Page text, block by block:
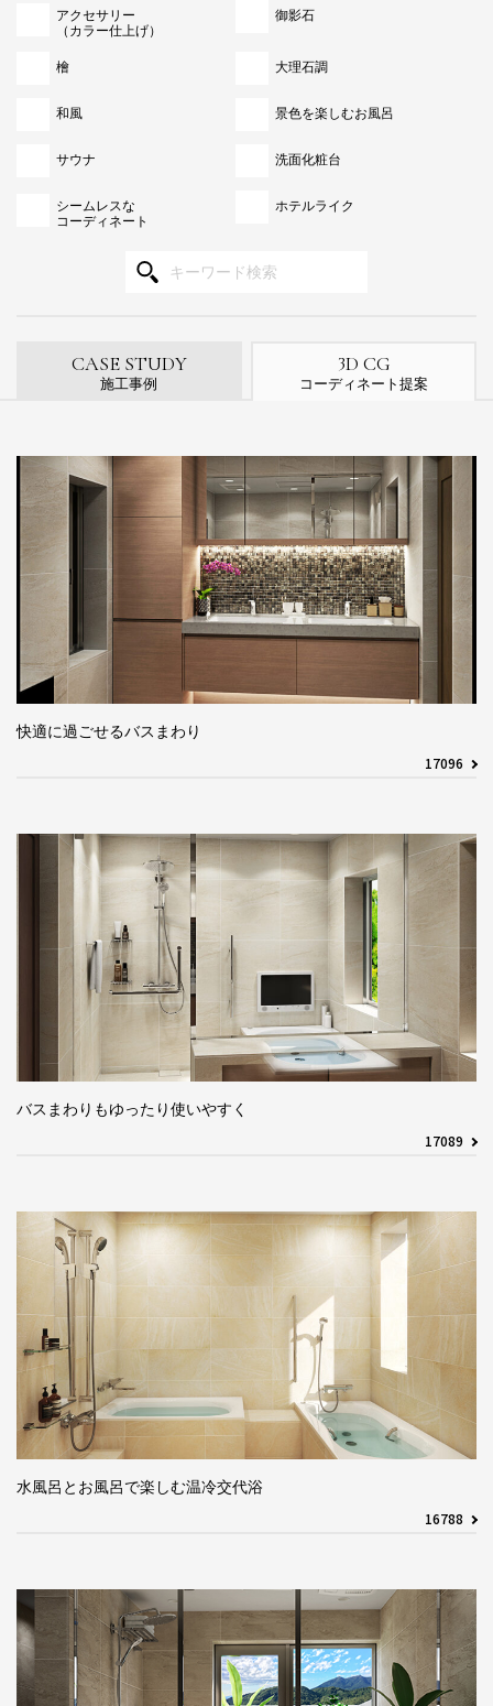
アクセサリー
（カラー仕上げ）
御影石
檜 大理石調
和風 景色を楽しむお風呂
サウナ 洗面化粧台
シームレスな
コーディネート
ホテルライク
CASE STUDY
施工事例
3D CG
コーディネート提案
快適に過ごせるバスまわり
17096
バスまわりもゆったり使いやすく
17089
水風呂とお風呂で楽しむ温冷交代浴
16788